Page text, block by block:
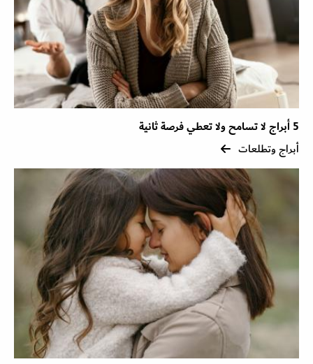
5 أبراج لا تسامح ولا تعطي فرصة ثانية
أبراج وتطلعات